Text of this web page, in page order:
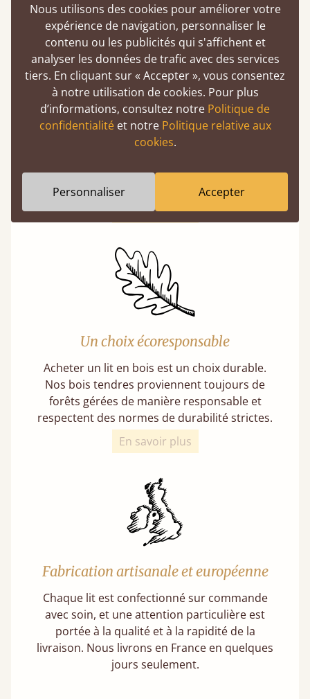
De l'atelier à votre chambre
Un produit de qualité premium peut tout à fait
auprès des fabricants. Sans intermédiaires,
vous réalisez des économies.
En savoir plus
Un choix écoresponsable
Acheter un lit en bois est un choix durable.
Nos bois tendres proviennent toujours de
forêts gérées de manière responsable et
respectent des normes de durabilité strictes.
En savoir plus
Fabrication artisanale et européenne
Chaque lit est confectionné sur commande
avec soin, et une attention particulière est
portée à la qualité et à la rapidité de la
livraison. Nous livrons en France en quelques
jours seulement.
Nous utilisons des cookies pour améliorer votre
expérience de navigation, personnaliser le
contenu ou les publicités qui s'affichent et
analyser les données de trafic avec des services
tiers. En cliquant sur « Accepter », vous consentez
à notre utilisation de cookies. Pour plus
d’informations, consultez notre Politique de
confidentialitéet notre Politique relative aux
cookies.
Personnaliser Accepter